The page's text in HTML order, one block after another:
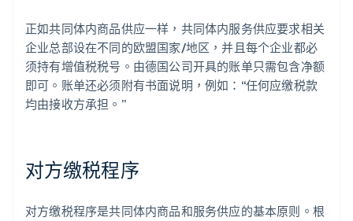
正如共同体内商品供应一样，共同体内服务供应要求相关
企业总部设在不同的欧盟国家/地区，并且每个企业都必
须持有增值税税号。由德国公司开具的账单只需包含净额
即可。账单还必须附有书面说明，例如：“任何应缴税款
均由接收方承担。”
对方缴税程序
对方缴税程序是共同体内商品和服务供应的基本原则。根